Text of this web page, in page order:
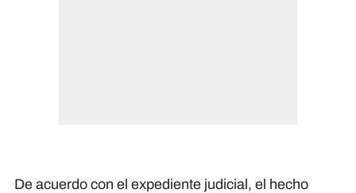
De acuerdo con el expediente judicial, el hecho